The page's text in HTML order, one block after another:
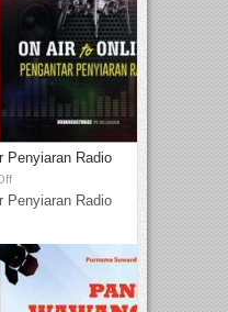
Penyiaran Radio
Penyiaran Radio